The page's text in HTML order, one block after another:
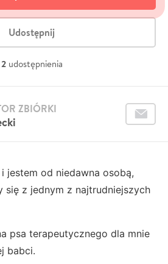
Udostępnij
2 udostępnienia
ZBIÓRKI
i jestem od niedawna osobą,
się z jednym z najtrudniejszych
psa terapeutycznego dla mnie
babci.